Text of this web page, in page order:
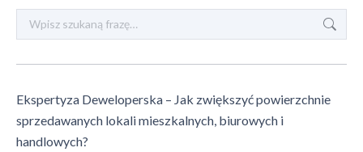
Szukaj:
Ekspertyza Deweloperska – Jak zwiększyć powierzchnie
sprzedawanych lokali mieszkalnych, biurowych i
handlowych?